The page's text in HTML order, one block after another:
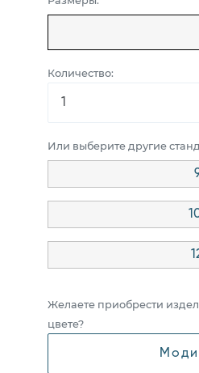
Количество:
Или выберите другие
Желаете приобрести
цвете?